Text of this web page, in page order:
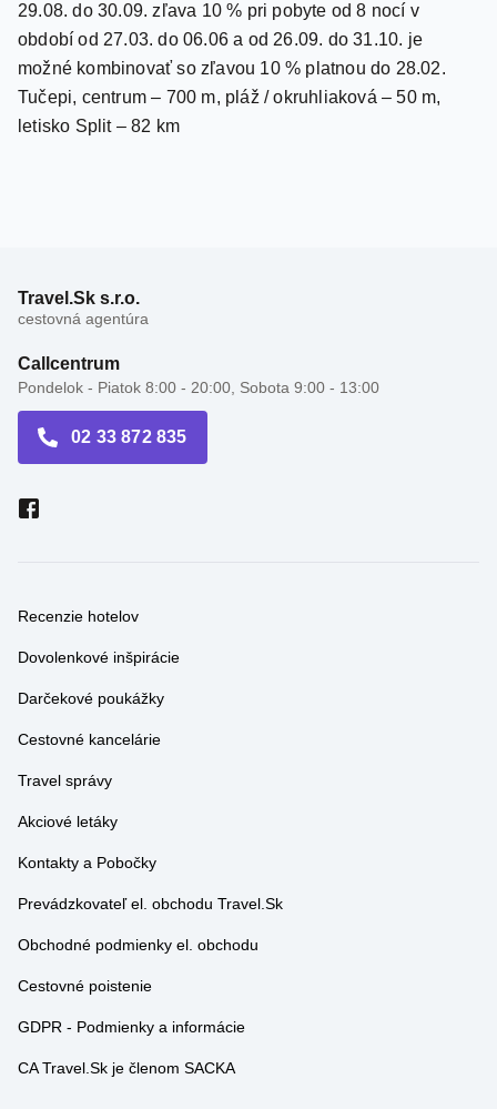
29.08. do 30.09. zľava 10 % pri pobyte od 8 nocí v
období od 27.03. do 06.06 a od 26.09. do 31.10. je
možné kombinovať so zľavou 10 % platnou do 28.02.
Tučepi, centrum – 700 m, pláž / okruhliaková – 50 m,
letisko Split – 82 km
Travel.Sk s.r.o.
cestovná agentúra
Callcentrum
Pondelok - Piatok 8:00 - 20:00, Sobota 9:00 - 13:00
02 33 872 835
Recenzie hotelov
Dovolenkové inšpirácie
Darčekové poukážky
Cestovné kancelárie
Travel správy
Akciové letáky
Kontakty a Pobočky
Prevádzkovateľ el. obchodu Travel.Sk
Obchodné podmienky el. obchodu
Cestovné poistenie
GDPR - Podmienky a informácie
CA Travel.Sk je členom SACKA